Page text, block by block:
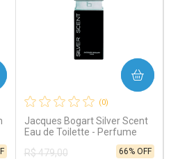
Comprar sem Desconto
Por R$ 22,33/cada
Comprar sem Desconto
Por R$ 22,33/cada
(0)
Jacques Bogart Silver Scent
Eau de Toilette - Perfume
R$ 479,00
66% OFF
COMPRAR